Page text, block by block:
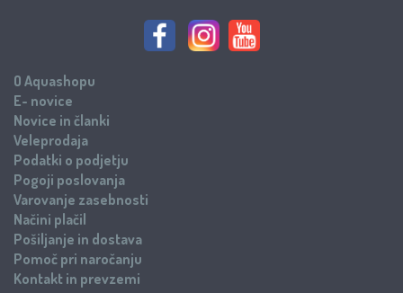
O Aquashopu
E- novice
Novice in članki
Veleprodaja
Podatki o podjetju
Pogoji poslovanja
Varovanje zasebnosti
Načini plačil
Pošiljanje in dostava
Pomoč pri naročanju
Kontakt in prevzemi